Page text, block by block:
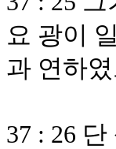
요 광이
과 연하였
37 : 26